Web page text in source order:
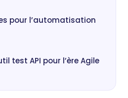
pour l’automatisation
test API pour l’ère Agile